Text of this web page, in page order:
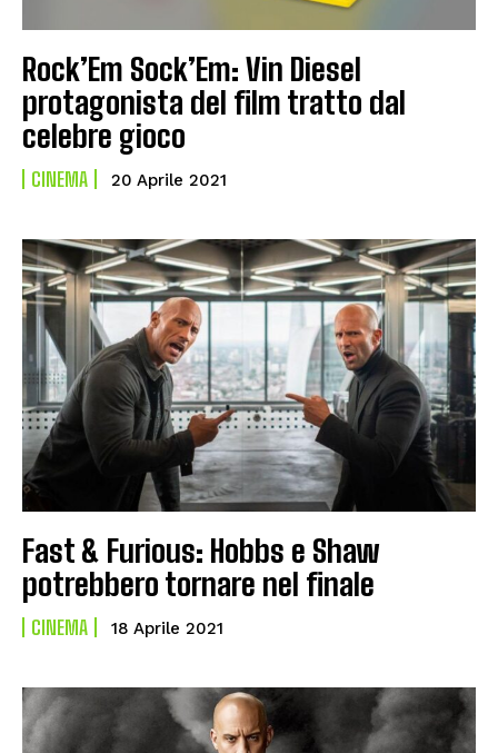
Rock’Em Sock’Em: Vin Diesel
protagonista del film tratto dal
celebre gioco
CINEMA 20 Aprile 2021
Fast & Furious: Hobbs e Shaw
potrebbero tornare nel finale
CINEMA 18 Aprile 2021